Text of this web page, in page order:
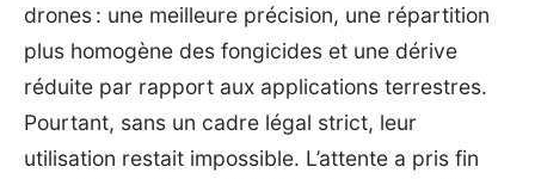
drones : une meilleure précision, une répartition
plus homogène des fongicides et une dérive
réduite par rapport aux applications terrestres.
Pourtant, sans un cadre légal strict, leur
utilisation restait impossible. L’attente a pris fin